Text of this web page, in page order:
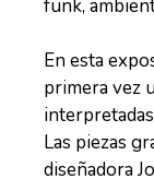
funk,
En esta
primera vez
Las piezas
diseñadora